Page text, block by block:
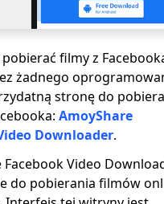
pobierać filmy z
żadnego
stronę do
AmoyShare
Downloader.
Facebook Video
do pobierania filmów